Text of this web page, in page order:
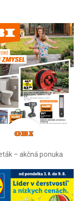
–⁠ akčná ponuka